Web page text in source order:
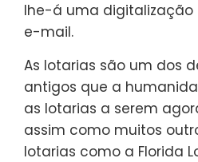
lhe-á uma digitalização
e-mail.
As lotarias são um dos
antigos que a
as lotarias a serem
assim como muitos
lotarias como a Florida